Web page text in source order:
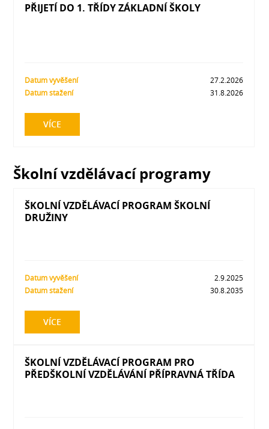
PŘIJETÍ DO 1. TŘÍDY ZÁKLADNÍ ŠKOLY
Datum vyvěšení
27.2.2026
Datum stažení
31.8.2026
VÍCE
Školní vzdělávací programy
ŠKOLNÍ VZDĚLÁVACÍ PROGRAM ŠKOLNÍ
DRUŽINY
Datum vyvěšení
2.9.2025
Datum stažení
30.8.2035
VÍCE
ŠKOLNÍ VZDĚLÁVACÍ PROGRAM PRO
PŘEDŠKOLNÍ VZDĚLÁVÁNÍ PŘÍPRAVNÁ TŘÍDA